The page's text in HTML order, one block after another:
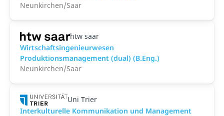
Neunkirchen/Saar
htw saar
Wirtschaftsingenieurwesen
Produktionsmanagement (dual) (B.Eng.)
Neunkirchen/Saar
Uni Trier
Interkulturelle Kommunikation und Management